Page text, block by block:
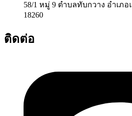
58/1 หมู่ 9 ตำบลทับกวาง อำเภ
18260
ติดต่อ